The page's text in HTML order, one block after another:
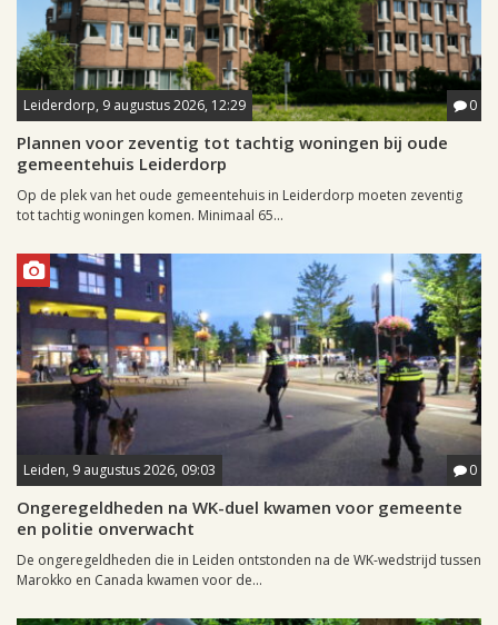
Leiderdorp, 9 augustus 2026, 12:29 0
Plannen voor zeventig tot tachtig woningen bij oude
gemeentehuis Leiderdorp
Op de plek van het oude gemeentehuis in Leiderdorp moeten zeventig
tot tachtig woningen komen. Minimaal 65...
Leiden, 9 augustus 2026, 09:03 0
Ongeregeldheden na WK-duel kwamen voor gemeente
en politie onverwacht
De ongeregeldheden die in Leiden ontstonden na de WK-wedstrijd tussen
Marokko en Canada kwamen voor de...